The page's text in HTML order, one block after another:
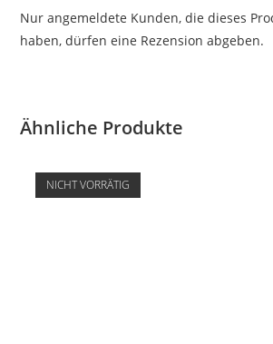
Nur angemeldete Kunden, die dieses
haben, dürfen eine Rezension abgeben.
Ähnliche Produkte
NICHT VORRÄTIG